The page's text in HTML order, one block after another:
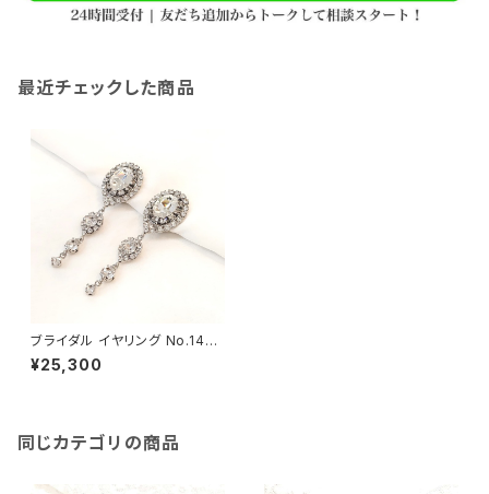
最近チェックした商品
ブライダル イヤリング No.146-
101BS
¥25,300
同じカテゴリの商品